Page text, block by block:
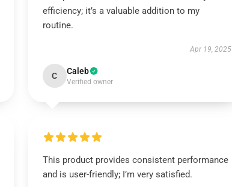
efficiency; it’s a valuable addition to my
routine.
Apr 19, 2025
C Caleb
Verified owner
This product provides consistent performance
and is user-friendly; I’m very satisfied.